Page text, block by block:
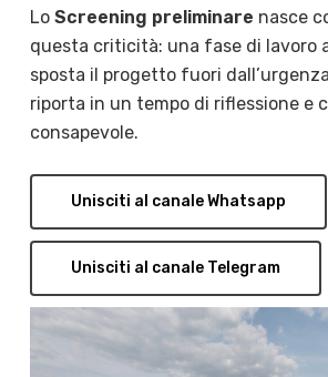
Lo Screening preliminare nasce
questa criticità: una fase di lavoro
sposta il progetto fuori
riporta in un tempo di riflessione e
consapevole.
Unisciti al canale Whatsapp
Unisciti al canale Telegram